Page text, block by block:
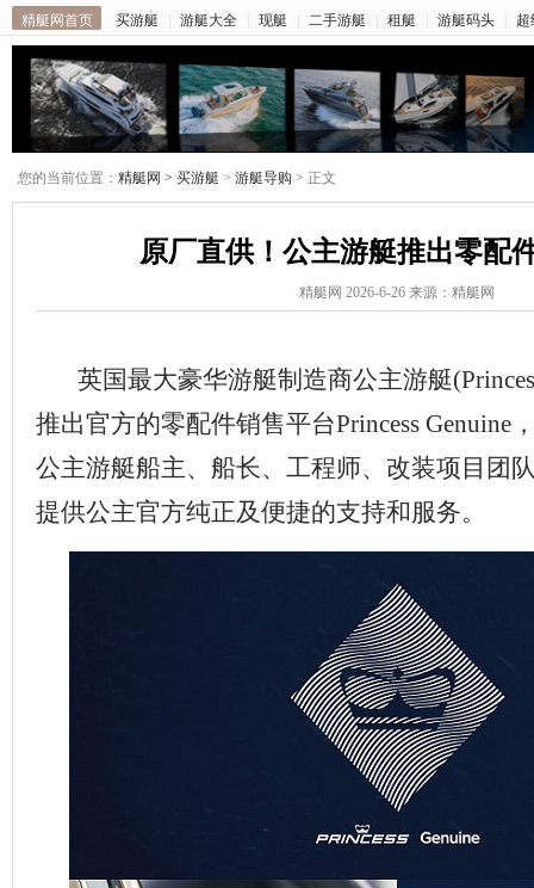
精艇网首页 买游艇 游艇大全 现艇 二手游艇 租艇 游艇码头 超
您的当前位置： 精艇网 > 买游艇 > 游艇导购 > 正文
原厂直供！公主游艇推出零配
精艇网 2026-6-26 来源：精艇网
英国最大豪华游艇制造商公主游艇
推出官方的零配件销售平台Princess Genuine
公主游艇船主、船长、工程师、改装项目团
提供公主官方纯正及便捷的支持和服务。